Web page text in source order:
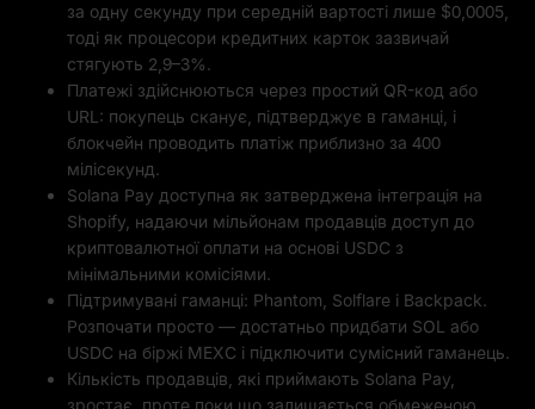
за одну секунду при середній вартості лише $0,0005,
тоді як процесори кредитних карток зазвичай
стягують 2,9–3%.
Платежі здійснюються через простий QR-код або
URL: покупець сканує, підтверджує в гаманці, і
блокчейн проводить платіж приблизно за 400
мілісекунд.
Solana Pay доступна як затверджена інтеграція на
Shopify, надаючи мільйонам продавців доступ до
криптовалютної оплати на основі USDC з
мінімальними комісіями.
Підтримувані гаманці: Phantom, Solflare і Backpack.
Розпочати просто — достатньо придбати SOL або
USDC на біржі MEXC і підключити сумісний гаманець.
Кількість продавців, які приймають Solana Pay,
зростає, проте поки що залишається обмеженою.